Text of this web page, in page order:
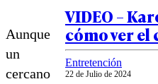
Aunque
un
cercano
VIDEO –
cómo ver el
Entretención
22 de Julio de 2024